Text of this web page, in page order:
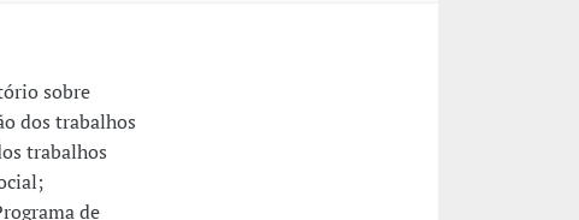
sobre
dos trabalhos
trabalhos
de